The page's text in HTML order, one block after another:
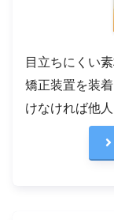
目立ちにくい
矯正装置を装
けなければ他